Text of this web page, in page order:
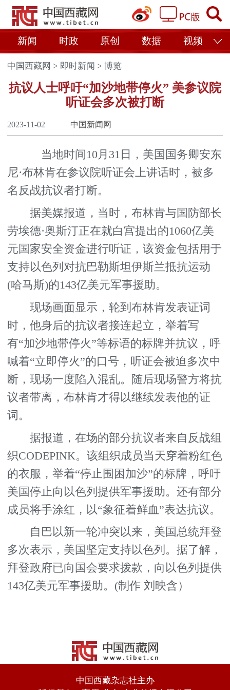
新闻 时政 原创 数据 视频
中国西藏网 > 即时新闻 >博览
抗议人士呼吁“加沙地带停火” 美参议院
听证会多次被打断
2023-11-02 中国新闻网
当地时间10月31日，美国国务卿安东
尼·布林肯在参议院听证会上讲话时，被多
名反战抗议者打断。
据美媒报道，当时，布林肯与国防部长
劳埃德·奥斯汀正在就白宫提出的1060亿美
元国家安全资金进行听证，该资金包括用于
支持以色列对抗巴勒斯坦伊斯兰抵抗运动
(哈马斯)的143亿美元军事援助。
现场画面显示，轮到布林肯发表证词
时，他身后的抗议者接连起立，举着写
有“加沙地带停火”等标语的标牌并抗议，呼
喊着“立即停火”的口号，听证会被迫多次中
断，现场一度陷入混乱。随后现场警方将抗
议者带离，布林肯才得以继续发表他的证
词。
据报道，在场的部分抗议者来自反战组
织CODEPINK。该组织成员当天穿着粉红色
的衣服，举着“停止围困加沙”的标牌，呼吁
美国停止向以色列提供军事援助。还有部分
成员将手涂红，以“象征着鲜血”表达抗议。
自巴以新一轮冲突以来，美国总统拜登
多次表示，美国坚定支持以色列。据了解，
拜登政府已向国会要求拨款，向以色列提供
143亿美元军事援助。(制作 刘映含）
中国西藏杂志社主办